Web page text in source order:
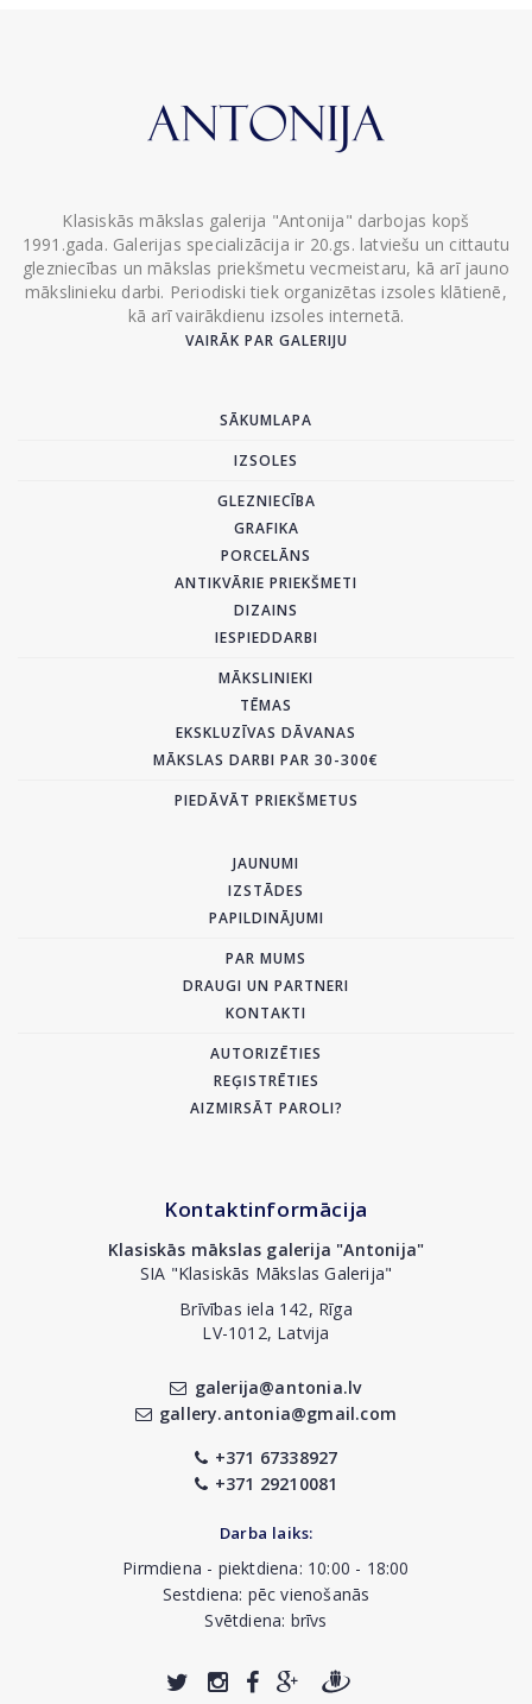
Klasiskās mākslas galerija "Antonija" darbojas kopš
1991.gada. Galerijas specializācija ir 20.gs. latviešu un cittautu
glezniecības un mākslas priekšmetu vecmeistaru, kā arī jauno
mākslinieku darbi. Periodiski tiek organizētas izsoles klātienē,
kā arī vairākdienu izsoles internetā.
VAIRĀK PAR GALERIJU
SĀKUMLAPA
IZSOLES
GLEZNIECĪBA
GRAFIKA
PORCELĀNS
ANTIKVĀRIE PRIEKŠMETI
DIZAINS
IESPIEDDARBI
MĀKSLINIEKI
TĒMAS
EKSKLUZĪVAS DĀVANAS
MĀKSLAS DARBI PAR 30-300€
PIEDĀVĀT PRIEKŠMETUS
JAUNUMI
IZSTĀDES
PAPILDINĀJUMI
PAR MUMS
DRAUGI UN PARTNERI
KONTAKTI
AUTORIZĒTIES
REĢISTRĒTIES
AIZMIRSĀT PAROLI?
Kontaktinformācija
Klasiskās mākslas galerija "Antonija"
SIA "Klasiskās Mākslas Galerija"
Brīvības iela 142, Rīga
LV-1012, Latvija
galerija@antonia.lv
gallery.antonia@gmail.com
+371 67338927
+371 29210081
Darba laiks:
Pirmdiena - piektdiena: 10:00 - 18:00
Sestdiena: pēc vienošanās
Svētdiena: brīvs